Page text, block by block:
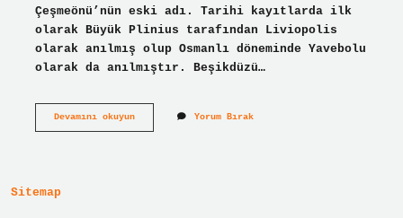
Çeşmeönü’nün eski adı. Tarihi kayıtlarda ilk
olarak Büyük Plinius tarafından Liviopolis
olarak anılmış olup Osmanlı döneminde Yavebolu
olarak da anılmıştır. Beşikdüzü…
Devamını okuyunBesikduzu
Yorum Bırak
Sitemap